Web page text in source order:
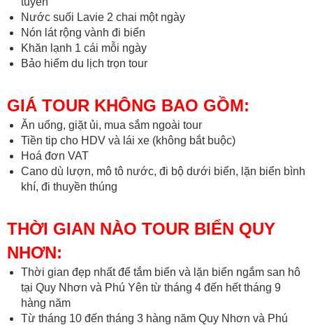
Nước suối Lavie 2 chai một ngày
Nón lát rộng vành đi biển
Khăn lạnh 1 cái mỗi ngày
Bảo hiểm du lịch trọn tour
GIÁ TOUR KHÔNG BAO GỒM:
Ăn uống, giặt ủi, mua sắm ngoài tour
Tiền tip cho HDV và lái xe (không bắt buộc)
Hoá đơn VAT
Cano dù lượn, mô tô nước, đi bộ dưới biển, lặn biển bình
khí, đi thuyền thúng
THỜI GIAN NÀO TOUR BIỂN QUY
NHƠN:
Thời gian đẹp nhất để tắm biển và lặn biển ngắm san hô
tại Quy Nhơn và Phú Yên từ tháng 4 đến hết tháng 9
hàng năm
Từ tháng 10 đến tháng 3 hàng năm Quy Nhơn và Phú